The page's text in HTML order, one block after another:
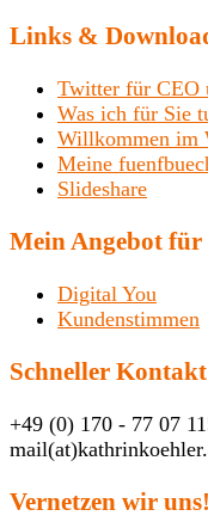
Links &
Twitter für CEO
Was ich für Sie
Willkommen im
Meine
Slideshare
Mein Angebot für
Digital You
Kundenstimmen
Schneller Kontakt
+49 (0) 170 - 77 07
Vernetzen wir uns!